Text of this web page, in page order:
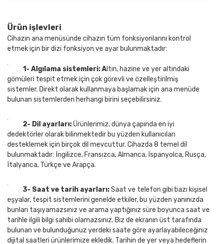
Ürün işlevleri
Cihazın ana menüsünde cihazın tüm fonksiyonlarını kontrol
etmek için bir dizi fonksiyon ve ayar bulunmaktadır:
1- Algılama sistemleri: A ltın, hazine ve yer altındaki
gömüleri tespit etmek için çok görevli ve özelleştirilmiş
sistemler. Direkt olarak kullanmaya başlamak için ana menüde
bulunan sistemlerden herhangi birini seçebilirsiniz.
2- Dil ayarları:Ürünlerimiz, dünya çapında en iyi
dedektörler olarak bilinmektedir bu yüzden kullanıcıları
desteklemek için birçok dil mevcuttur. Cihazda 8 temel dil
bulunmaktadır: İngilizce, Fransızca, Almanca, İspanyolca, Rusça,
İtalyanca, Türkçe ve Arapça.
3- Saat ve tarih ayarları:Saat ve telefon gibi bazı kişisel
eşyalar, tespit sistemlerini genelde etkiler, bu yüzden yanınızda
bunları taşıyamazsınız ve arama yaptığınız süre boyunca saat ve
tarihle ilgili bilgi sahibi olamazsınız. Biz de ekranın üst tarafında
bulunan ve bulunduğunuz yerdeki saate göre ayarlayabileceğiniz
dijital saatleri ürünlerimize ekledik. Tarihin de yer veya hedeflerin